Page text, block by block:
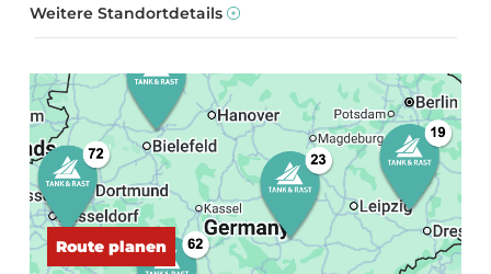
Weitere Standortdetails
Route planen